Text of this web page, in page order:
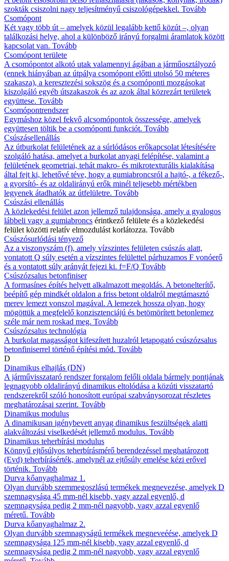
szokták csiszolni nagy teljesítményű csiszológépekkel. Tovább
Csomópont
Két vagy több út – amelyek közül legalább kettő közút –, olyan
találkozási helye, ahol a különböző irányú forgalmi áramlatok között
kapcsolat van. Tovább
Csomópont területe
A csomópontot alkotó utak valamennyi ágában a járműosztályozó
(ennek hiányában az útpálya csomópont előtti utolsó 50 méteres
szakasza), a keresztezési sokszög és a csomóponti mozgásokat
kiszolgáló egyéb útszakaszok és az azok által közrezárt területek
együttese. Tovább
Csomópontrendszer
Egymáshoz közel fekvő alcsomópontok összessége, amelyek
együttesen töltik be a csomóponti funkciót. Tovább
Csúszásellenállás
Az útburkolat felületének az a súrlódásos erőkapcsolat létesítésére
szolgáló hatása, amelyet a burkolat anyagi felépítése, valamint a
felületének geometriai, tehát makro- és mikrotexturális kialakítása
által fejt ki, lehetővé téve, hogy a gumiabroncsról a hajtó-, a fékező-,
a gyorsító- és az oldalirányú erők minél teljesebb mértékben
legyenek átadhatók az útfelületre. Tovább
Csúszási ellenállás
A közlekedési felület azon jellemző tulajdonsága, amely a gyalogos
lábbeli vagy a gumiabroncs érintkező felülete és a közlekedési
felület közötti relatív elmozdulást korlátozza. Tovább
Csúszósurlódási tényező
Az a viszonyszám (f), amely vízszintes felületen csúszás alatt,
vontatott Q súly esetén a vízszintes felülettel párhuzamos F vonóerő
és a vontatott súly arányát fejezi ki. f=F/Q Tovább
Csúszózsalus betonfiniser
A formasínes építés helyett alkalmazott megoldás. A betonelterítő,
beépítő gép mindkét oldalon a friss betont oldalról megtámasztó
merev lemezt vonszol magával. A lemezek hossza olyan, hogy
mögöttük a megfelelő konzisztenciájú és betömörített betonlemez
széle már nem roskad meg. Tovább
Csúszózsalus technológia
A burkolat magasságot kifeszített huzalról letapogató csúszózsalus
betonfiniserrel történő építési mód. Tovább
D
Dinamikus elhajlás (DN)
A járművisszataró rendszer forgalom felőli oldala bármely pontjának
legnagyobb oldalirányú dinamikus eltolódása a közúti visszatartó
rendszerekről szóló honosított európai szabványsorozat részletes
meghatározásai szerint. Tovább
Dinamikus modulus
A dinamikusan igénybevett anyag dinamikus feszültségek alatti
alakváltozási viselkedését jellemző modulus. Tovább
Dinamikus teherbírási modulus
Könnyű ejtősúlyos teherbírásmérő berendezéssel meghatározott
(Evd) teherbírásérték, amelynél az ejtősúly emelése kézi erővel
történik. Tovább
Durva kőanyaghalmaz 1.
Olyan durvább szemmegoszlású termékek megnevezése, amelyek D
szemnagysága 45 mm-nél kisebb, vagy azzal egyenlő, d
szemnagysága pedig 2 mm-nél nagyobb, vagy azzal egyenlő
méretű. Tovább
Durva kőanyaghalmaz 2.
Olyan durvább szemnagyságú termékek megneveéése, amelyek D
szemnagysága 125 mm-nél kisebb, vagy azzal egyenlő, d
szemnagysága pedig 2 mm-nél nagyobb, vagy azzal egyenlő